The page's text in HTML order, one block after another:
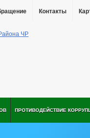
Контакты
ПРОТИВОДЕЙСТВИЕ